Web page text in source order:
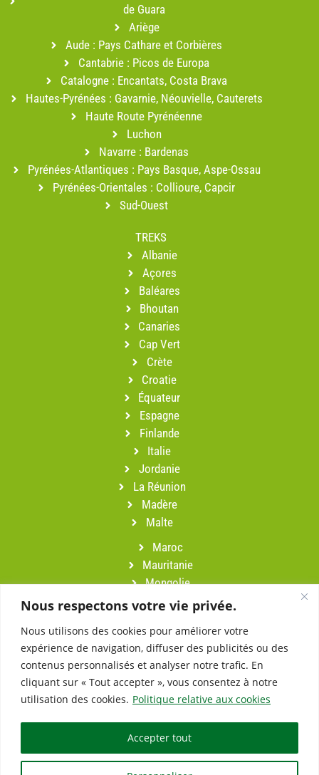
Nous respectons votre vie privée.
Nous utilisons des cookies pour améliorer votre
expérience de navigation, diffuser des publicités ou des
contenus personnalisés et analyser notre trafic. En
cliquant sur « Tout accepter », vous consentez à notre
utilisation des cookies. Politique relative aux cookies
Accepter tout
de Guara
Ariège
Aude : Pays Cathare et Corbières
Cantabrie : Picos de Europa
Catalogne : Encantats, Costa Brava
Hautes-Pyrénées : Gavarnie, Néouvielle, Cauterets
Haute Route Pyrénéenne
Luchon
Navarre : Bardenas
Pyrénées-Atlantiques : Pays Basque, Aspe-Ossau
Pyrénées-Orientales : Collioure, Capcir
Sud-Ouest
TREKS
Albanie
Açores
Baléares
Bhoutan
Canaries
Cap Vert
Crète
Croatie
Équateur
Espagne
Finlande
Italie
Jordanie
La Réunion
Madère
Malte
Maroc
Mauritanie
Mongolie
Namibie
Oman
Pérou
Portugal
Sardaigne
Slovénie
Suisse
Turquie
Vietnam